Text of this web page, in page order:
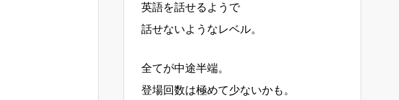
英語を話せるようで
話せないようなレベル。
全てが中途半端。
登場回数は極めて少ないかも。